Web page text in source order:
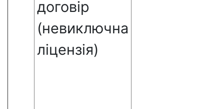
договір
(невиключна
ліцензія)